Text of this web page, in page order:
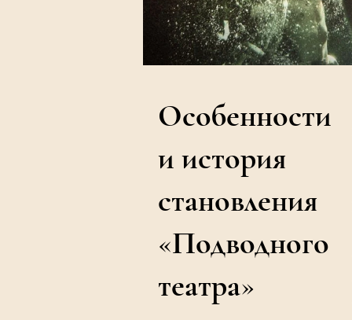
Особенности
и история
становления
«Подводного
театра»